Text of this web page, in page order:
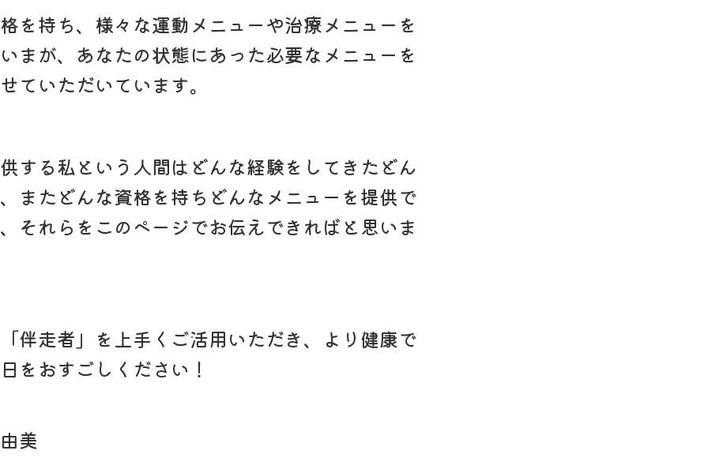
を持ち、様々な運動メニューや治療メニューを
まが、あなたの状態にあった必要なメニューを
ていただいています。
する私という人間はどんな経験をしてきたどん
またどんな資格を持ちどんなメニューを提供で
それらをこのページでお伝えできればと思いま
伴走者」を上手くご活用いただき、より健康で
をおすごしください！
美